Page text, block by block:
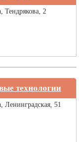
Тендрякова, 2
технологии
Ленинградская, 51